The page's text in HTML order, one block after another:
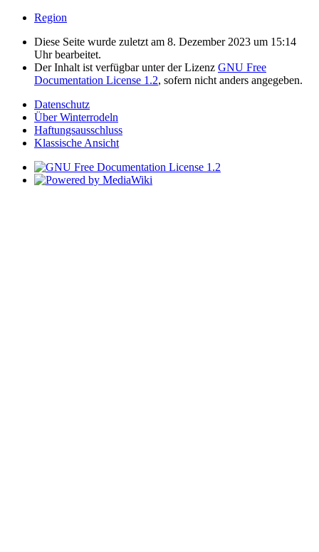
Region
Diese Seite wurde zuletzt am 8. Dezember 2023 um 15:14
Uhr bearbeitet.
Der Inhalt ist verfügbar unter der Lizenz GNU Free
Documentation License 1.2, sofern nicht anders angegeben.
Datenschutz
Über Winterrodeln
Haftungsausschluss
Klassische Ansicht